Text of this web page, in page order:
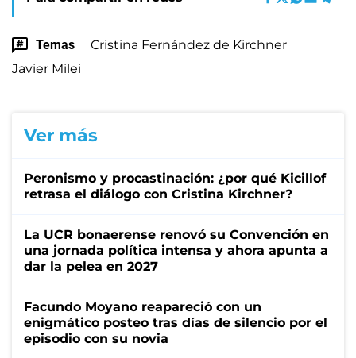
Temas
Cristina Fernández de Kirchner
Javier Milei
Ver más
Peronismo y procastinación: ¿por qué Kicillof
retrasa el diálogo con Cristina Kirchner?
La UCR bonaerense renovó su Convención en
una jornada política intensa y ahora apunta a
dar la pelea en 2027
Facundo Moyano reapareció con un
enigmático posteo tras días de silencio por el
episodio con su novia